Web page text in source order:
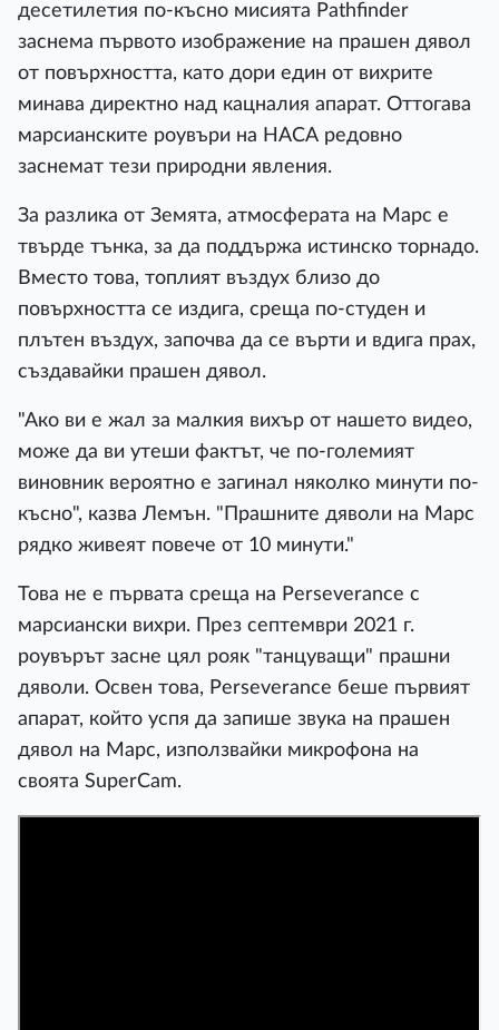
десетилетия по-късно мисията Pathfinder
заснема първото изображение на прашен дявол
от повърхността, като дори един от вихрите
минава директно над кацналия апарат. Оттогава
марсианските роувъри на НАСА редовно
заснемат тези природни явления.
За разлика от Земята, атмосферата на Марс е
твърде тънка, за да поддържа истинско торнадо.
Вместо това, топлият въздух близо до
повърхността се издига, среща по-студен и
плътен въздух, започва да се върти и вдига прах,
създавайки прашен дявол.
"Ако ви е жал за малкия вихър от нашето видео,
може да ви утеши фактът, че по-големият
виновник вероятно е загинал няколко минути по-
късно", казва Лемън. "Прашните дяволи на Марс
рядко живеят повече от 10 минути."
Това не е първата среща на Perseverance с
марсиански вихри. През септември 2021 г.
роувърът засне цял рояк "танцуващи" прашни
дяволи. Освен това, Perseverance беше първият
апарат, който успя да запише звука на прашен
дявол на Марс, използвайки микрофона на
своята SuperCam.